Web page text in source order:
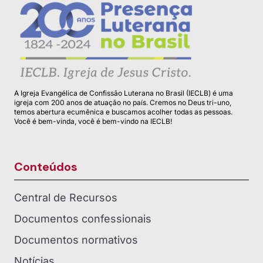
A Igreja Evangélica de Confissão Luterana no Brasil (IECLB) é uma
igreja com 200 anos de atuação no país. Cremos no Deus tri-uno,
temos abertura ecumênica e buscamos acolher todas as pessoas.
Você é bem-vinda, você é bem-vindo na IECLB!
Conteúdos
Central de Recursos
Documentos confessionais
Documentos normativos